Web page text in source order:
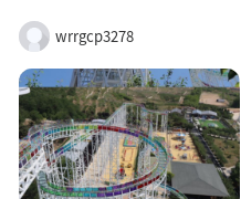
13589352800时间：6.20–
10.20；38 元 / 人畅吃，带
走 18 元 / 斤即墨桃源河谷含
青农场（六里村・无花果 /
猕猴桃）无花果 30 元畅
吃，猕猴桃 10 元 / 斤
wrrgcp3278